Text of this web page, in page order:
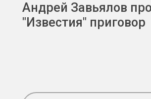
Андрей Завьялов
"Известия" приговор